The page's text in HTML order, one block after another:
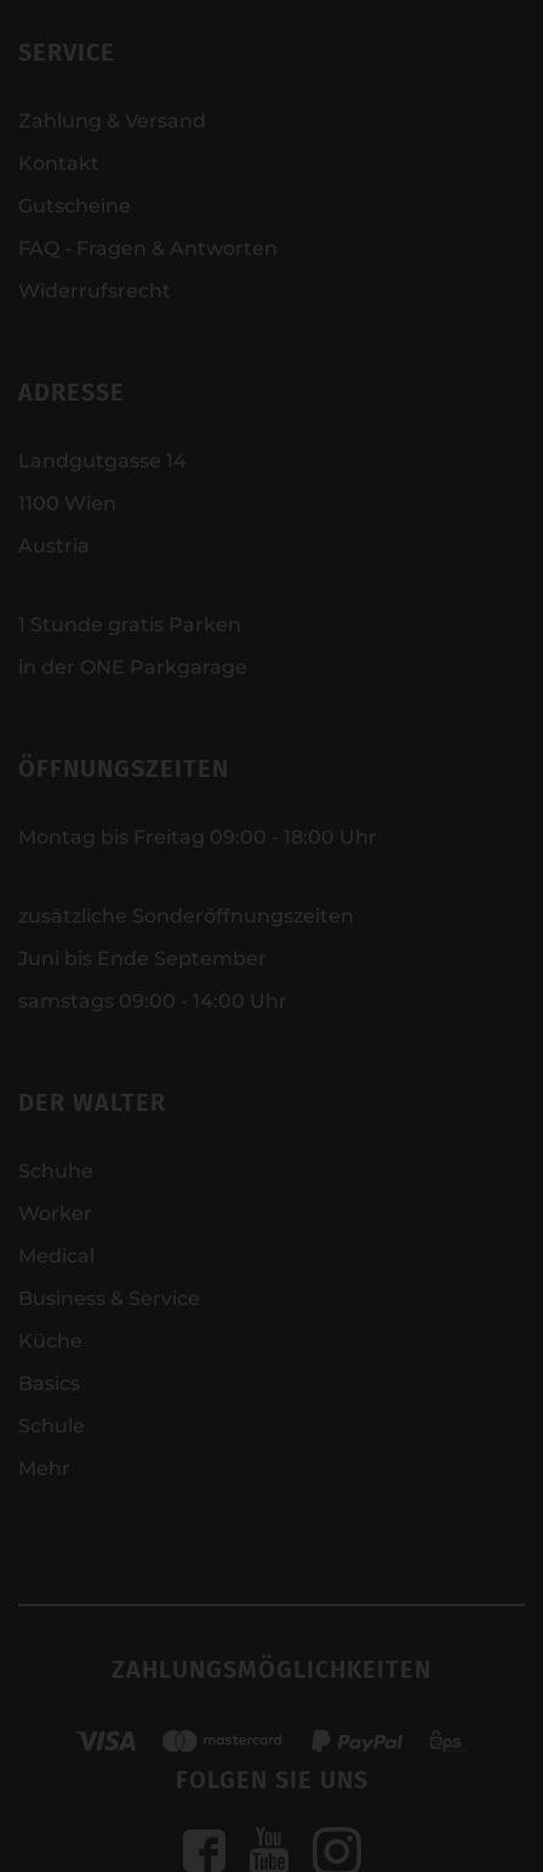
SERVICE
Zahlung & Versand
Kontakt
Gutscheine
FAQ - Fragen & Antworten
Widerrufsrecht
ADRESSE
Landgutgasse 14
1100 Wien
Austria
1 Stunde gratis Parken
in der ONE Parkgarage
ÖFFNUNGSZEITEN
Montag bis Freitag 09:00 - 18:00 Uhr
zusätzliche Sonderöffnungszeiten
Juni bis Ende September
samstags 09:00 - 14:00 Uhr
DER WALTER
Schuhe
Worker
Medical
Business & Service
Küche
Basics
Schule
Mehr
ZAHLUNGSMÖGLICHKEITEN
FOLGEN SIE UNS